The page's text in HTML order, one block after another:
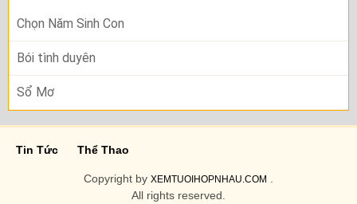
Chọn Năm Sinh Con
Bói tình duyên
Sổ Mơ
Tin Tức Thể Thao
Copyright by XEMTUOIHOPNHAU.COM
All rights reserved.